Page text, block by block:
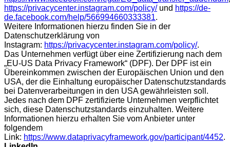
https://privacycenter.instagram.com/policy/und https://de-
de.facebook.com/help/566994660333381.
Weitere Informationen hierzu finden Sie in der
Datenschutzerklärung von
Instagram: https://privacycenter.instagram.com/policy/.
Das Unternehmen verfügt über eine Zertifizierung nach dem
„EU-US Data Privacy Framework“ (DPF). Der DPF ist ein
Übereinkommen zwischen der Europäischen Union und den
USA, der die Einhaltung europäischer Datenschutzstandards
bei Datenverarbeitungen in den USA gewährleisten soll.
Jedes nach dem DPF zertifizierte Unternehmen verpflichtet
sich, diese Datenschutzstandards einzuhalten. Weitere
Informationen hierzu erhalten Sie vom Anbieter unter
folgendem
Link: https://www.dataprivacyframework.gov/participant/4452.